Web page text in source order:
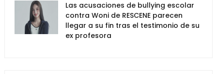
Las acusaciones de bullying escolar
contra Woni de RESCENE parecen
llegar a su fin tras el testimonio de su
ex profesora